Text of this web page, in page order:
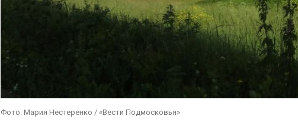
Фото: Мария Нестеренко / «Вести Подмосковья»